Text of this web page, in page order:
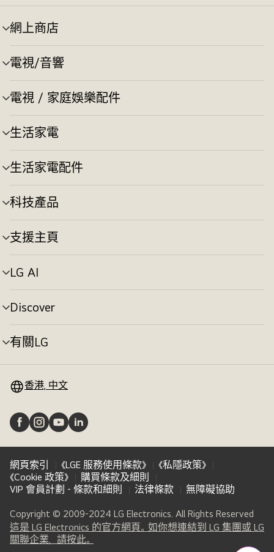
網上商店
選
單
切
換
電視/音響
選
單
切
換
電視 / 家庭娛樂配件
選
單
切
換
生活家電
選
單
切
換
生活家電配件
選
單
切
換
科技產品
選
單
切
換
支援主頁
選
單
切
換
LG AI
選
單
切
換
Discover
選
單
切
換
有關LG
選
換 香港, 中文
網頁索引 《LGE 服務使用條款》
《私隱政策》
《Cookie 政策》
購買條款及細則
VIP 會員計劃 - 條款和細則
法律條款 無障礙協助
Copyright © 2009-2024 LG Electronics. All Rights Reserved
這是 LG Electronics 的官方網頁。如你想連結到 LG 集團或 LG
關聯企業，請按此。